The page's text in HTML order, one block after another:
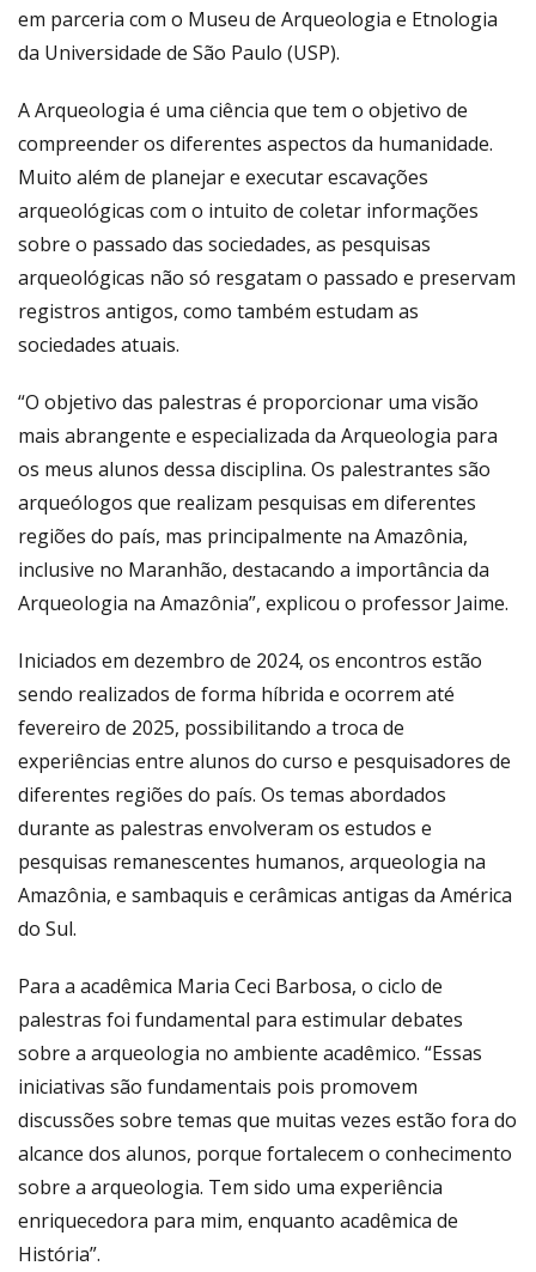
em parceria com o Museu de Arqueologia e Etnologia
da Universidade de São Paulo (USP).
A Arqueologia é uma ciência que tem o objetivo de
compreender os diferentes aspectos da humanidade.
Muito além de planejar e executar escavações
arqueológicas com o intuito de coletar informações
sobre o passado das sociedades, as pesquisas
arqueológicas não só resgatam o passado e preservam
registros antigos, como também estudam as
sociedades atuais.
“O objetivo das palestras é proporcionar uma visão
mais abrangente e especializada da Arqueologia para
os meus alunos dessa disciplina. Os palestrantes são
arqueólogos que realizam pesquisas em diferentes
regiões do país, mas principalmente na Amazônia,
inclusive no Maranhão, destacando a importância da
Arqueologia na Amazônia”, explicou o professor Jaime.
Iniciados em dezembro de 2024, os encontros estão
sendo realizados de forma híbrida e ocorrem até
fevereiro de 2025, possibilitando a troca de
experiências entre alunos do curso e pesquisadores de
diferentes regiões do país. Os temas abordados
durante as palestras envolveram os estudos e
pesquisas remanescentes humanos, arqueologia na
Amazônia, e sambaquis e cerâmicas antigas da América
do Sul.
Para a acadêmica Maria Ceci Barbosa, o ciclo de
palestras foi fundamental para estimular debates
sobre a arqueologia no ambiente acadêmico. “Essas
iniciativas são fundamentais pois promovem
discussões sobre temas que muitas vezes estão fora do
alcance dos alunos, porque fortalecem o conhecimento
sobre a arqueologia. Tem sido uma experiência
enriquecedora para mim, enquanto acadêmica de
História”.